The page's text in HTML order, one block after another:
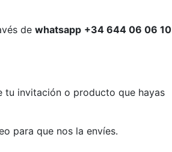
de whatsapp +34 644 06 06 10
invitación o producto que hayas
para que nos la envíes.